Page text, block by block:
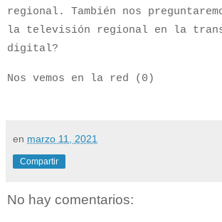
regional. También nos
la televisión regional en la
digital?
Nos vemos en la red (0)
en marzo 11, 2021
Compartir
No hay comentarios: